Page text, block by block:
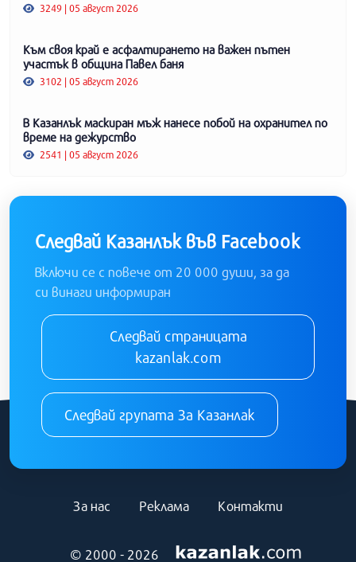
3249 | 05 август 2026
Към своя край е асфалтирането на важен пътен
участък в община Павел баня
3102 | 05 август 2026
В Казанлък маскиран мъж нанесе побой на охранител по
време на дежурство
2541 | 05 август 2026
Следвай Казанлък във Facebook
Включи се с повече от 20 000 души, за да
си винаги информиран
Следвай страницата
kazanlak.com
Следвай групата За Казанлак
© 2000 - 2026
За нас Реклама Контакти